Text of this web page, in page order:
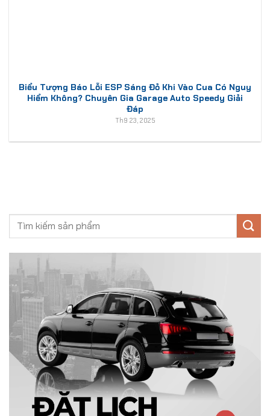
Biểu Tượng Báo Lỗi ESP Sáng Đỏ Khi Vào Cua Có Nguy
Hiểm Không? Chuyên Gia Garage Auto Speedy Giải
Đáp
Th9 23, 2025